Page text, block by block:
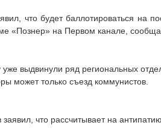
что будет баллотироваться на
«Познер» на Первом канале,
выдвинули ряд региональных
может только съезд коммунистов.
что рассчитывает на